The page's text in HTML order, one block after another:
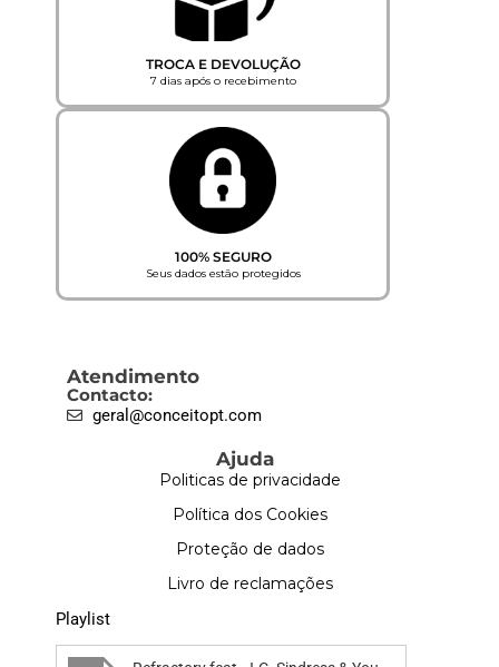
TROCA E DEVOLUÇÃO
7 dias após o recebimento
100% SEGURO
Seus dados estão protegidos
Atendimento
Contacto:
geral@conceitopt.com
Ajuda
Politicas de privacidade
Política dos Cookies
Proteção de dados
Livro de reclamações
Playlist